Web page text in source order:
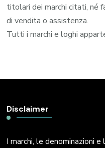
titolari dei marchi citati, né
di vendita o assistenza.
Tutti i marchi e loghi
Disclaimer
I marchi, le denominazioni